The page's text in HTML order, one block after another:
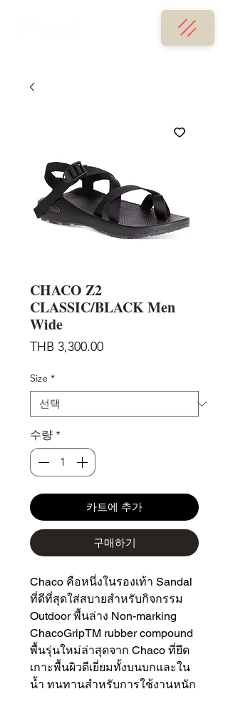
CHACO Z2
CLASSIC/BLACK Men
Wide
THB 3,300.00가
Size *
수량 *
카트에 추가
구매하기
Chaco คือหนึ่งในรองเท้า Sandal
ที่ดีที่สุดใส่สบายสำหรับกิจกรรม
Outdoor พื้นล่าง Non-marking
ChacoGripTM rubber compound
พื้นรุ่นใหม่ล่าสุดจาก Chaco ที่ยึด
เกาะพื้นผิวดีเยี่ยมทั้งบนบกและใน
น้ำ ทนทานสำหรับการใช้งานหนัก